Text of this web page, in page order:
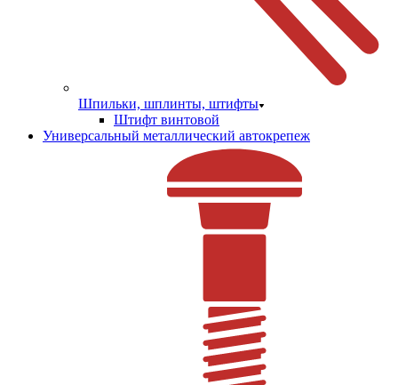
Шпильки, шплинты, штифты
Штифт винтовой
Универсальный металлический автокрепеж